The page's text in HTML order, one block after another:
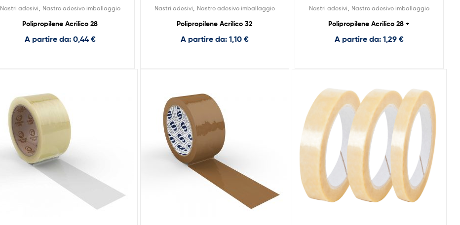
Nastri adesivi, Nastro adesivo imballaggio
Polipropilene Acrilico 28
A partire da: 0,44 €
Nastri adesivi, Nastro adesivo imballaggio
Polipropilene Acrilico 32
A partire da: 1,10 €
Nastri adesivi, Nastro adesivo imballaggio
Polipropilene Acrilico 28 +
A partire da: 1,29 €